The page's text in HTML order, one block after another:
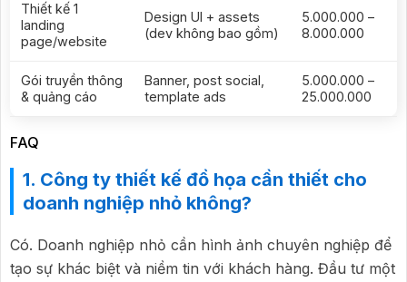
Thiết kế 1
landing
page/website
Design UI + assets
(dev không bao gồm)
5.000.000 –
8.000.000
Gói truyền thông
& quảng cáo
Banner, post social,
template ads
5.000.000 –
25.000.000
FAQ
1. Công ty thiết kế đồ họa cần thiết cho
doanh nghiệp nhỏ không?
Có. Doanh nghiệp nhỏ cần hình ảnh chuyên nghiệp để
tạo sự khác biệt và niềm tin với khách hàng. Đầu tư một